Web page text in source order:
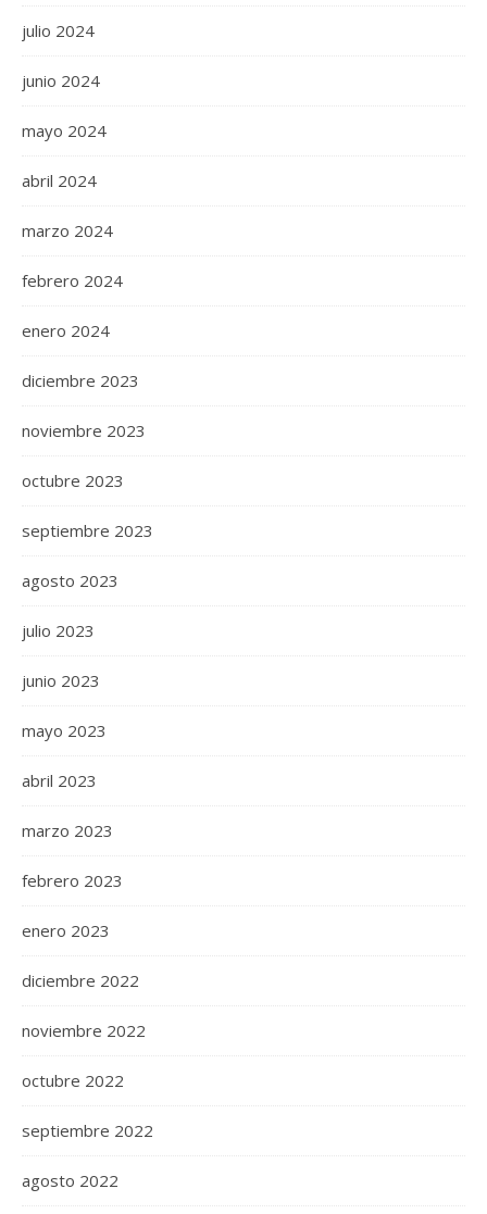
julio 2024
junio 2024
mayo 2024
abril 2024
marzo 2024
febrero 2024
enero 2024
diciembre 2023
noviembre 2023
octubre 2023
septiembre 2023
agosto 2023
julio 2023
junio 2023
mayo 2023
abril 2023
marzo 2023
febrero 2023
enero 2023
diciembre 2022
noviembre 2022
octubre 2022
septiembre 2022
agosto 2022